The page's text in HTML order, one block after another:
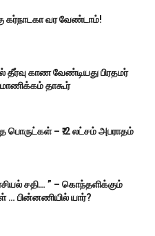
கர்நாடகா வர வேண்டாம்!
தீர்வு காண வேண்டியது பிரதமர்
தாகூர்
பொருட்கள் – ₹.2 லட்சம் அபராதம்
சதி… ” – கொந்தளிக்கும்
பின்னணியில் யார்?